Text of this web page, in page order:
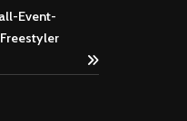
Event-